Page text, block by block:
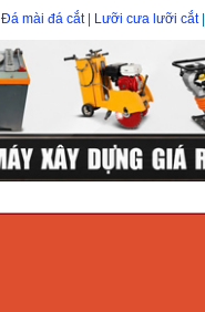
Đá mài đá cắt| Lưỡi cưa lưỡi cắt